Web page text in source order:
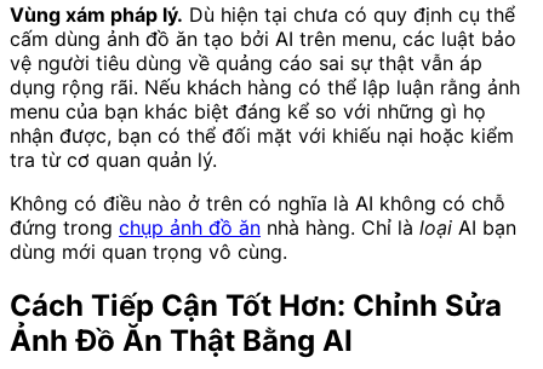
Vùng xám pháp lý. Dù hiện tại chưa có quy định cụ thể
cấm dùng ảnh đồ ăn tạo bởi AI trên menu, các luật bảo
vệ người tiêu dùng về quảng cáo sai sự thật vẫn áp
dụng rộng rãi. Nếu khách hàng có thể lập luận rằng ảnh
menu của bạn khác biệt đáng kể so với những gì họ
nhận được, bạn có thể đối mặt với khiếu nại hoặc kiểm
tra từ cơ quan quản lý.
Không có điều nào ở trên có nghĩa là AI không có chỗ
đứng trong chụp ảnh đồ ăn nhà hàng. Chỉ là loại AI bạn
dùng mới quan trọng vô cùng.
Cách Tiếp Cận Tốt Hơn: Chỉnh Sửa
Ảnh Đồ Ăn Thật Bằng AI